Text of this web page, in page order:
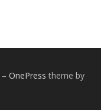
– OnePress theme by